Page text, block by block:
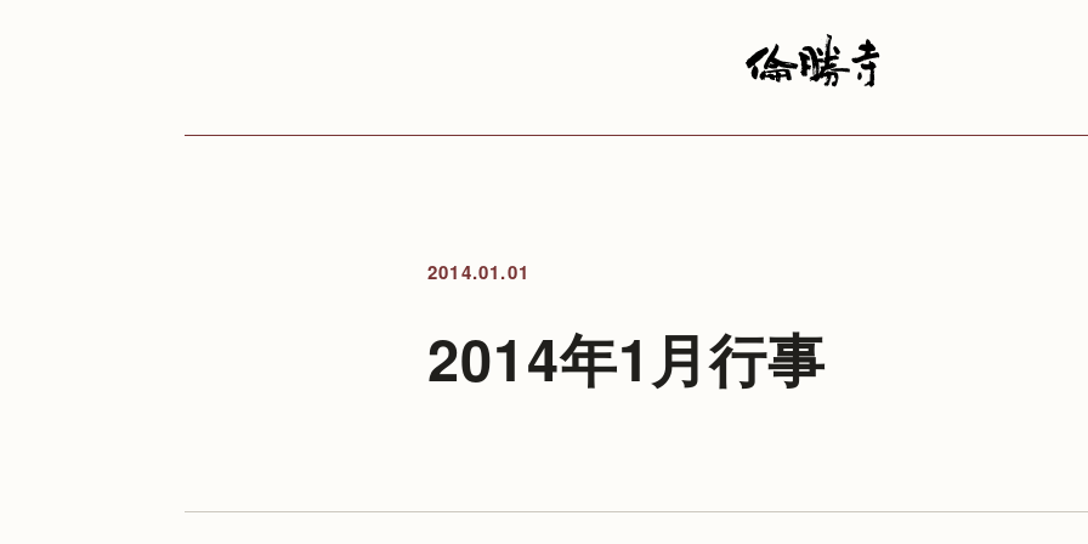
2014.01.01
2014年1月行事